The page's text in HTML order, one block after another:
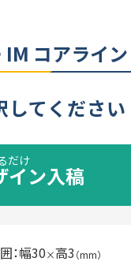
IM コアライ
してください
だけ
イン入稿
：幅30×高3（mm）